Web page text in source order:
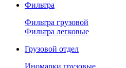
Фильтра
Фильтра грузовой
Фильтра легковые
Грузовой отдел
Иномарки грузовые